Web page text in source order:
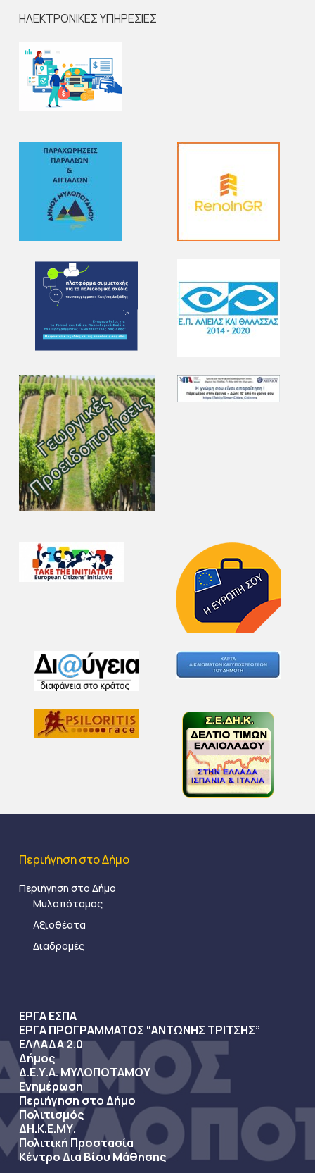
ΗΛΕΚΤΡΟΝΙΚΕΣ ΥΠΗΡΕΣΙΕΣ
Περιήγηση στο Δήμο
Περιήγηση στο Δήμο
Μυλοπόταμος
Αξιοθέατα
Διαδρομές
ΕΡΓΑ ΕΣΠΑ
ΕΡΓΑ ΠΡΟΓΡΑΜΜΑΤΟΣ “ΑΝΤΩΝΗΣ ΤΡΙΤΣΗΣ”
ΕΛΛΑΔΑ 2.0
Δήμος
Δ.Ε.Υ.Α. ΜΥΛΟΠΟΤΑΜΟΥ
Ενημέρωση
Περιήγηση στο Δήμο
Πολιτισμός
ΔΗ.Κ.Ε.ΜΥ.
Πολιτική Προστασία
Κέντρο Δια Βίου Μάθησης